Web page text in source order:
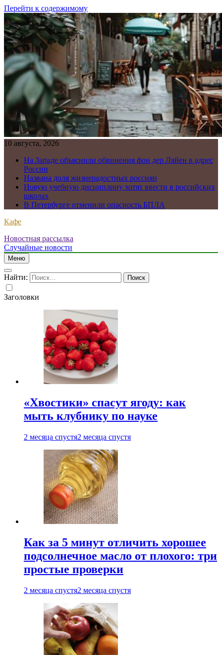
Перейти к содержимому
10 августа, 2026
На Западе объяснили обвинения фон дер Ляйен в адрес
России
Названа доля жизнерадостных россиян
Новую учебную дисциплину хотят ввести в российских
школах
В Петербурге отменили опасность БПЛА
Кафе
Новостная рассылка
Случайные новости
Меню
Найти:
Заголовки
«Хвостики» спасут ягоду: как
мыть клубнику по науке
2 месяца спустя2 месяца спустя
Как за 5 минут отличить хорошее
подсолнечное масло от плохого: три
простые проверки
2 месяца спустя2 месяца спустя